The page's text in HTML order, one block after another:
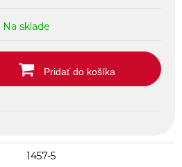
Na sklade
Pridať do košíka
1457-5